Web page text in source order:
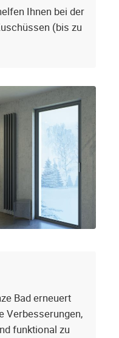
Ihnen bei der
(bis zu
Bad erneuert
Verbesserungen,
funktional zu